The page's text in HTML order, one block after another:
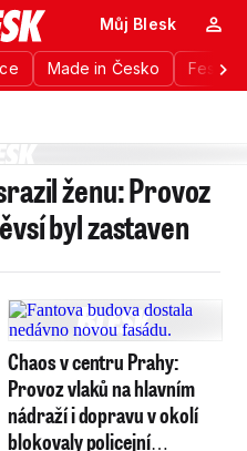
Made in Česko
Můj Blesk
ženu: Provoz
byl zastaven
Chaos v centru Prahy:
Provoz vlaků na hlavním
nádraží i dopravu v okolí
blokovaly policejní